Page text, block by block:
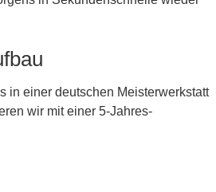
in einer deutschen Meisterwerkstatt
wir mit einer 5-Jahres-